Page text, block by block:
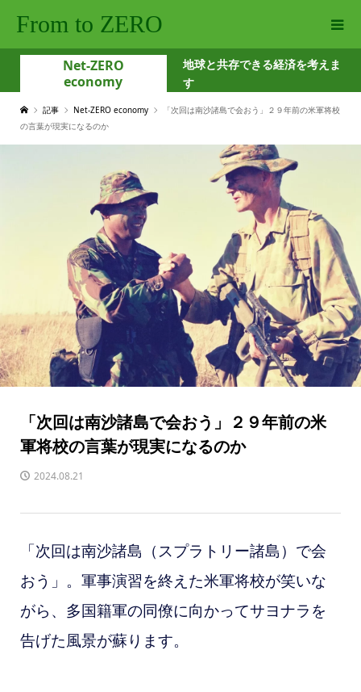
From to ZERO
Net-ZERO
economy
地球と共存できる経済を考えま
す
記事 Net-ZERO economy
「次回は南沙諸島で会おう」２９年前の米軍将校
の言葉が現実になるのか
「次回は南沙諸島で会おう」２９年前の米
軍将校の言葉が現実になるのか
2024.08.21
「次回は南沙諸島（スプラトリー諸島）で会
おう」。軍事演習を終えた米軍将校が笑いな
がら、多国籍軍の同僚に向かってサヨナラを
告げた風景が蘇ります。